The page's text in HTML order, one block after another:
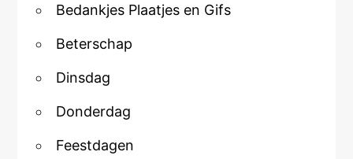
Bedankjes Plaatjes en Gifs
Beterschap
Dinsdag
Donderdag
Feestdagen